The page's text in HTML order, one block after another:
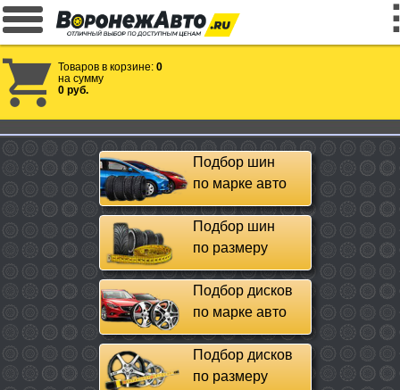
Товаров в корзине: 0
на сумму
0 руб.
Подбор шин
по марке авто
Подбор шин
по размеру
Подбор дисков
по марке авто
Подбор дисков
по размеру